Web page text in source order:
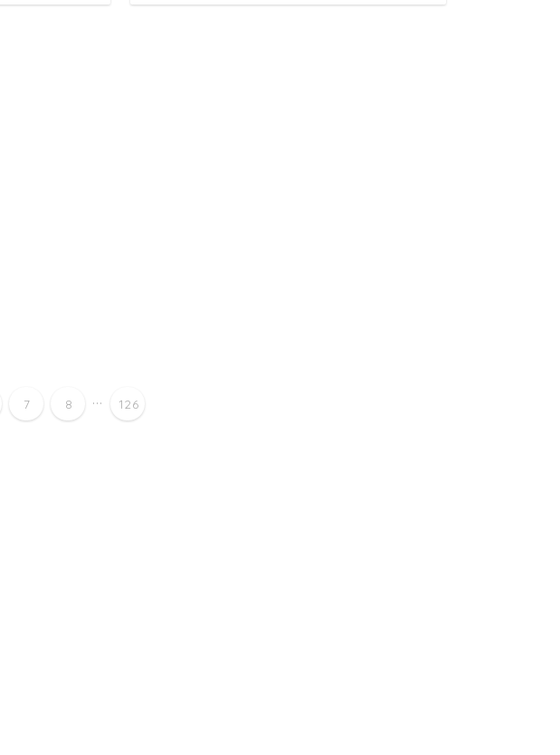
7 8 ... 126